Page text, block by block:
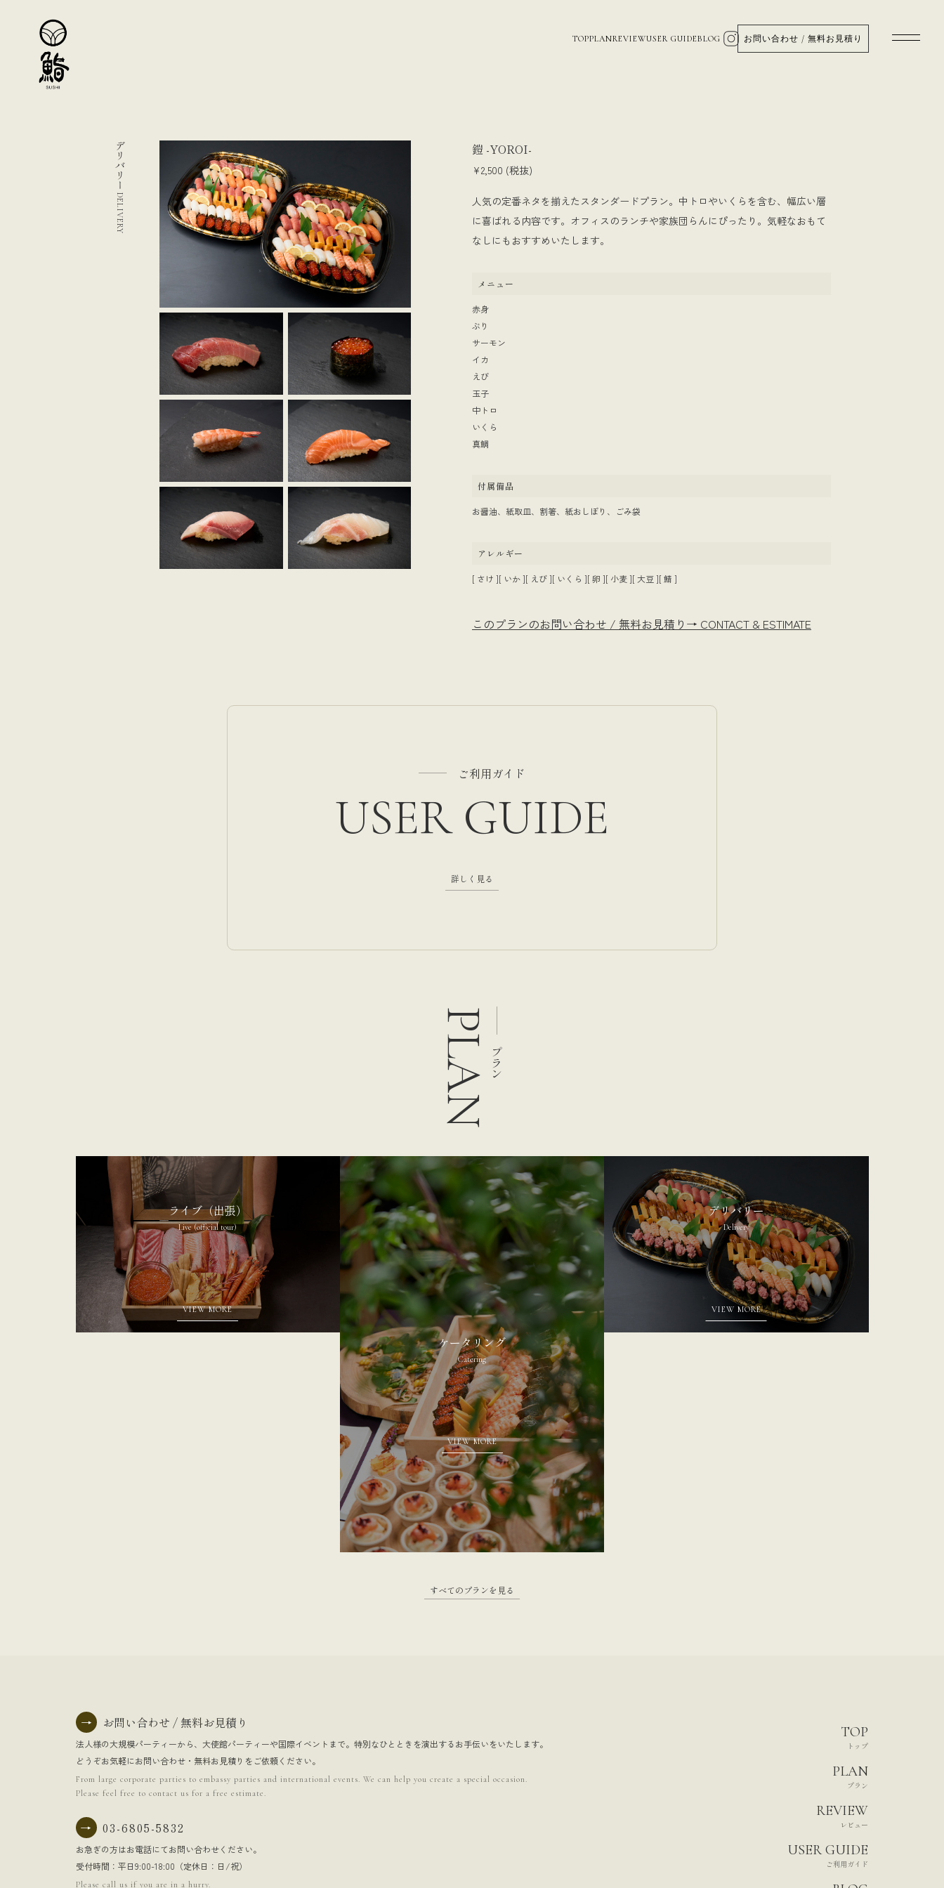
TOPPLANREVIEWUSER GUIDEBLOG お問い合わせ / 無料お見積り
デリバリー
DELIVERY
鎧 -YOROI-
¥2,500 (税抜)
人気の定番ネタを揃えたスタンダードプラン。中トロやいくらを含む、幅広い層
に喜ばれる内容です。オフィスのランチや家族団らんにぴったり。気軽なおもて
なしにもおすすめいたします。
メニュー
赤身
ぶり
サーモン
イカ
えび
玉子
中トロ
いくら
真鯛
付属備品
お醤油、紙取皿、割箸、紙おしぼり、ごみ袋
アレルギー
[ さけ ][ いか ][ えび ][ いくら ][ 卵 ][ 小麦 ][ 大豆 ][ 鯖 ]
このプランのお問い合わせ / 無料お見積り→ CONTACT & ESTIMATE
ご利用ガイド
USER GUIDE
詳しく見る
PLANプラン
ライブ（出張）
Live (official tour)
VIEW MORE
ケータリング
Catering
VIEW MORE
デリバリー
Delivery
VIEW MORE
すべてのプランを見る
→ お問い合わせ / 無料お見積り
法人様の大規模パーティーから、大使館パーティーや国際イベントまで。特別なひとときを演出するお手伝いをいたします。
どうぞお気軽にお問い合わせ・無料お見積りをご依頼ください。
From large corporate parties to embassy parties and international events. We can help you create a special occasion.
Please feel free to contact us for a free estimate.
→ 03-6805-5832
お急ぎの方はお電話にてお問い合わせください。
受付時間：平日9:00-18:00（定休日：日/祝）
Please call us if you are in a hurry.
TOP
トップ
PLAN
プラン
REVIEW
レビュー
USER GUIDE
ご利用ガイド